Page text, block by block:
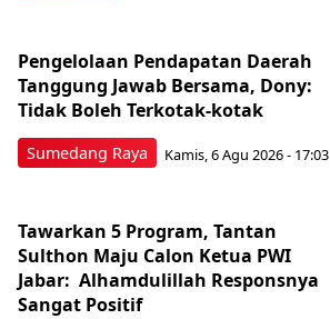
Sumedang Raya
Pengelolaan Pendapatan Daerah
Tanggung Jawab Bersama, Dony:
Tidak Boleh Terkotak-kotak
Kamis, 6 Agu 2026 - 17:03
Tawarkan 5 Program, Tantan
Sulthon Maju Calon Ketua PWI
Jabar: Alhamdulillah Responsnya
Sangat Positif